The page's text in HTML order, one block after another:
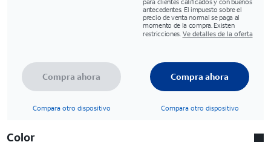
antecedentes. El impuesto sobre el
precio de venta normal se paga al
momento de la compra. Existen
restricciones. Ve detalles de la oferta
Compra ahora
Compara otro dispositivo
Compra ahora
Compara otro dispositivo
Color